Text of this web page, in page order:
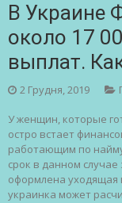
В Украине
около 17
выплат.
2 Грудня, 2019
У женщин, которые
остро встает
работающим по
срок в данном
оформлена уходящая
украинка может